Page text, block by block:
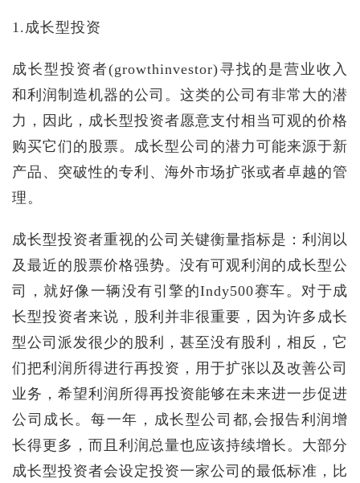
1.成长型投资
成长型投资者(growthinvestor)寻找的是营业收入
和利润制造机器的公司。这类的公司有非常大的潜
力，因此，成长型投资者愿意支付相当可观的价格
购买它们的股票。成长型公司的潜力可能来源于新
产品、突破性的专利、海外市场扩张或者卓越的管
理。
成长型投资者重视的公司关键衡量指标是：利润以
及最近的股票价格强势。没有可观利润的成长型公
司，就好像一辆没有引擎的Indy500赛车。对于成
长型投资者来说，股利并非很重要，因为许多成长
型公司派发很少的股利，甚至没有股利，相反，它
们把利润所得进行再投资，用于扩张以及改善公司
业务，希望利润所得再投资能够在未来进一步促进
公司成长。每一年，成长型公司都,会报告利润增
长得更多，而且利润总量也应该持续增长。大部分
成长型投资者会设定投资一家公司的最低标准，比